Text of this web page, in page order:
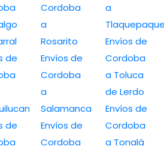
de
de
Cordoba
a
Rosarito
Envíos de
Cordoba
a
Salamanca
Envíos de
Cordoba
a
Envíos de
Cordoba
a Toluca
de Lerdo
Envíos de
Cordoba
a Tonalá